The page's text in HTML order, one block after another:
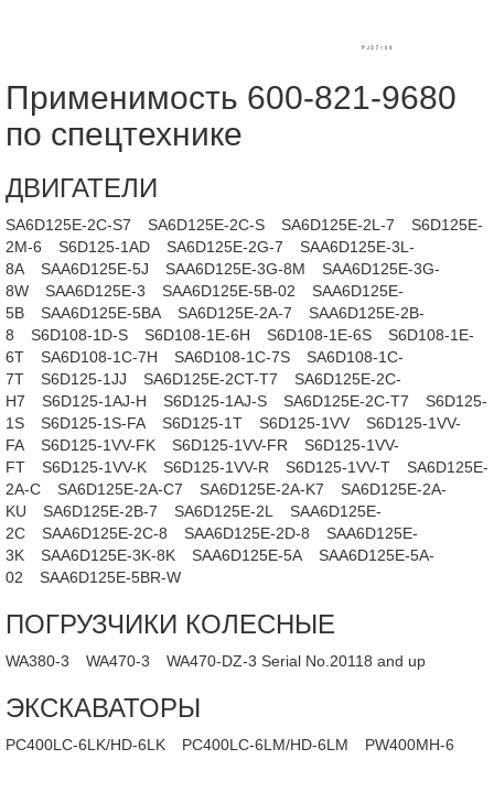
Применимость 600-821-9680
по спецтехнике
ДВИГАТЕЛИ
SA6D125E-2C-S7 SA6D125E-2C-S SA6D125E-2L-7
S6D125E-
2M-6
S6D125-1AD SA6D125E-2G-7
SAA6D125E-3L-
8A
SAA6D125E-5J SAA6D125E-3G-8M
SAA6D125E-3G-
8W
SAA6D125E-3 SAA6D125E-5B-02
SAA6D125E-
5B
SAA6D125E-5BA SA6D125E-2A-7
SAA6D125E-2B-
8
S6D108-1D-S S6D108-1E-6H S6D108-1E-6S
S6D108-1E-
6T
SA6D108-1C-7H SA6D108-1C-7S
SA6D108-1C-
7T
S6D125-1JJ SA6D125E-2CT-T7
SA6D125E-2C-
H7
S6D125-1AJ-H S6D125-1AJ-S SA6D125E-2C-T7
S6D125-
1S
S6D125-1S-FA S6D125-1T S6D125-1VV
S6D125-1VV-
FA
S6D125-1VV-FK S6D125-1VV-FR
S6D125-1VV-
FT
S6D125-1VV-K S6D125-1VV-R S6D125-1VV-T
SA6D125E-
2A-C
SA6D125E-2A-C7 SA6D125E-2A-K7
SA6D125E-2A-
KU
SA6D125E-2B-7 SA6D125E-2L
SAA6D125E-
2C
SAA6D125E-2C-8 SAA6D125E-2D-8
SAA6D125E-
3K
SAA6D125E-3K-8K SAA6D125E-5A
SAA6D125E-5A-
02
SAA6D125E-5BR-W
ПОГРУЗЧИКИ КОЛЕСНЫЕ
WA380-3 WA470-3 WA470-DZ-3 Serial No.20118 and up
ЭКСКАВАТОРЫ
PC400LC-6LK/HD-6LK PC400LC-6LM/HD-6LM PW400MH-6